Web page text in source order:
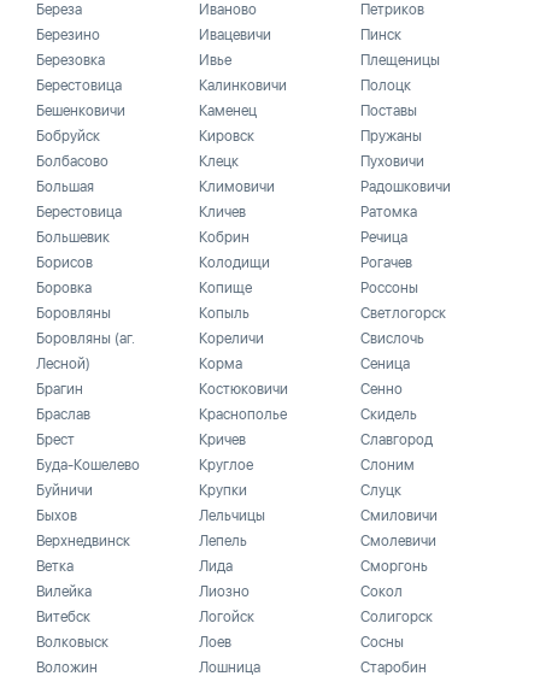
Береза
Березино
Березовка
Берестовица
Бешенковичи
Бобруйск
Болбасово
Большая
Берестовица
Большевик
Борисов
Боровка
Боровляны
Боровляны (аг.
Лесной)
Брагин
Браслав
Брест
Буда-Кошелево
Буйничи
Быхов
Верхнедвинск
Ветка
Вилейка
Витебск
Волковыск
Воложин
Иваново
Ивацевичи
Ивье
Калинковичи
Каменец
Кировск
Клецк
Климовичи
Кличев
Кобрин
Колодищи
Копище
Копыль
Кореличи
Корма
Костюковичи
Краснополье
Кричев
Круглое
Крупки
Лельчицы
Лепель
Лида
Лиозно
Логойск
Лоев
Лошница
Петриков
Пинск
Плещеницы
Полоцк
Поставы
Пружаны
Пуховичи
Радошковичи
Ратомка
Речица
Рогачев
Россоны
Светлогорск
Свислочь
Сеница
Сенно
Скидель
Славгород
Слоним
Слуцк
Смиловичи
Смолевичи
Сморгонь
Сокол
Солигорск
Сосны
Старобин